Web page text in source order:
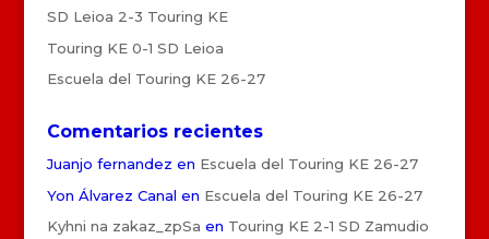
SD Leioa 2-3 Touring KE
Touring KE 0-1 SD Leioa
Escuela del Touring KE 26-27
Comentarios recientes
Juanjo fernandez en Escuela del Touring KE 26-27
Yon Álvarez Canal en Escuela del Touring KE 26-27
Kyhni na zakaz_zpSa en Touring KE 2-1 SD Zamudio